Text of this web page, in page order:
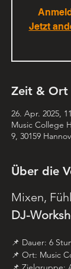
Jetzt
Zeit & Ort
26. Apr. 2025,
Music College
9, 30159
Über die
Mixen,
DJ-
📌 Dauer: 6
📌 Ort: Music